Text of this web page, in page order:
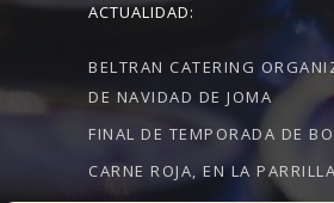
ACTUALIDAD:
BELTRAN CATERING
DE NAVIDAD DE JOMA
FINAL DE TEMPORADA DE
CARNE ROJA, EN LA